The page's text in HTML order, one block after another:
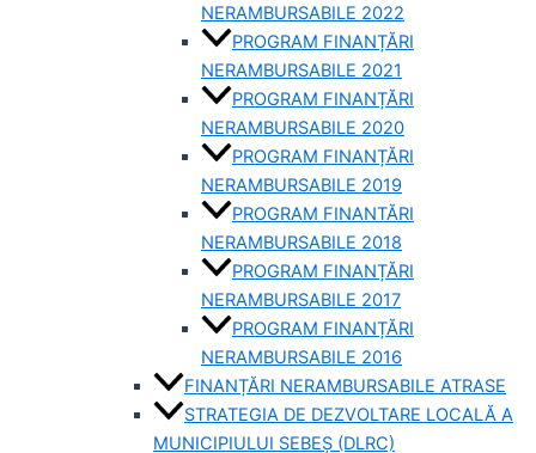
NERAMBURSABILE 2022
PROGRAM FINANȚĂRI
NERAMBURSABILE 2021
PROGRAM FINANȚĂRI
NERAMBURSABILE 2020
PROGRAM FINANȚĂRI
NERAMBURSABILE 2019
PROGRAM FINANTĂRI
NERAMBURSABILE 2018
PROGRAM FINANȚĂRI
NERAMBURSABILE 2017
PROGRAM FINANȚĂRI
NERAMBURSABILE 2016
FINANȚĂRI NERAMBURSABILE ATRASE
STRATEGIA DE DEZVOLTARE LOCALĂ A
MUNICIPIULUI SEBEȘ (DLRC)